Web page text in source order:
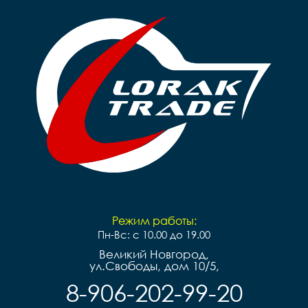
Вынос		сталь
Руль		сталь
Грипсы		black
Седло		детское
Педали		Пластиковые
Подседельный штырь
сталь
Вес		- кг
Педали		Пластиковые
Подседельный
сталь
Режим работы:
Пн-Вс: с 10.00 до 19.00
Великий Новгород,
ул.Свободы, дом 10/5,
8-906-202-99-20